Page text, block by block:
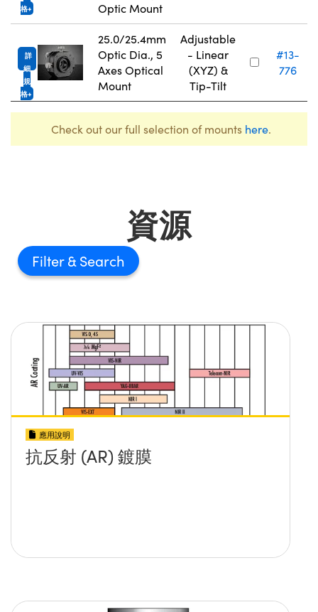
格
Optic Mount
詳
細
規
格
25.0/25.4mm
Optic Dia., 5
Axes Optical
Mount
Adjustable
- Linear
(XYZ) &
Tip-Tilt
#13-
776
Check out our full selection of mounts here.
資源
Filter
應用說明
抗反射 (AR) 鍍膜